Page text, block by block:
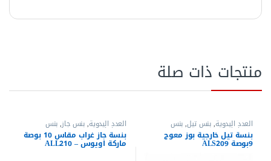
منتجات ذات صلة
العدد اليدوية,بنس تيل,بنس
وقصافات
بنسة تيل خارجية بوز معوج
9بوصة ALS209
العدد اليدوية,بنس جاز,بنس
وقصافات بنسة جاز غراب مقاس 10 بوصة
ماركة اويوس – ALL210